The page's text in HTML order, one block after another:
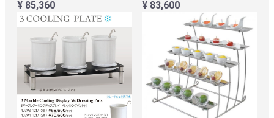
¥ 85,360
¥ 83,600